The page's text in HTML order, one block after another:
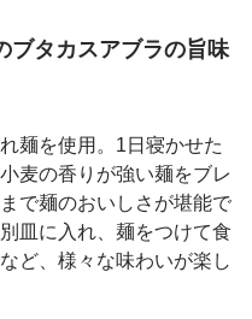
ブタカスアブラの旨味
麺を使用。1日寝かせた
麦の香りが強い麺をブレ
で麺のおいしさが堪能で
皿に入れ、麺をつけて食
ど、様々な味わいが楽し